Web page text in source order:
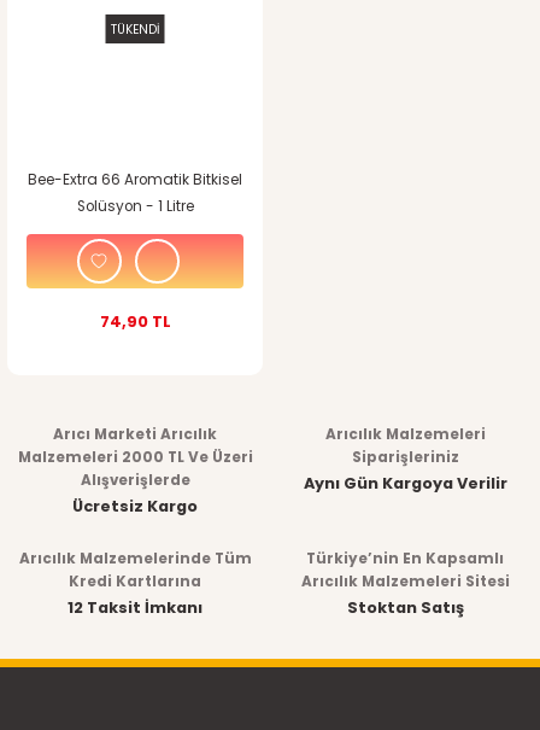
TÜKENDİ
Bee-Extra 66 Aromatik Bitkisel
Solüsyon - 1 Litre
74,90 TL
Arıcı Marketi Arıcılık
Malzemeleri 2000 TL Ve Üzeri
Alışverişlerde
Ücretsiz Kargo
Arıcılık Malzemeleri
Siparişleriniz
Aynı Gün Kargoya Verilir
Arıcılık Malzemelerinde Tüm
Kredi Kartlarına
12 Taksit İmkanı
Türkiye’nin En Kapsamlı
Arıcılık Malzemeleri Sitesi
Stoktan Satış